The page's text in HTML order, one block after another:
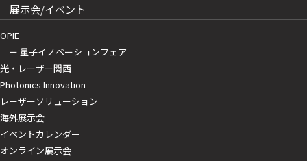
展示会/イベント
OPIE
ー 量子イノベーションフェア
光・レーザー関西
Photonics Innovation
レーザーソリューション
海外展示会
イベントカレンダー
オンライン展示会